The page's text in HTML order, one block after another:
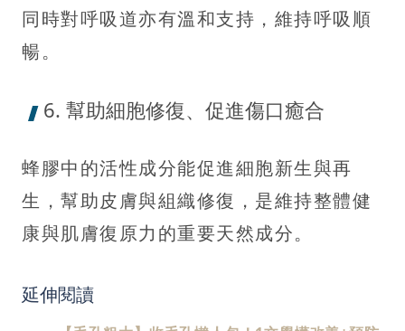
同時對呼吸道亦有溫和支持，維持呼吸順
暢。
6. 幫助細胞修復、促進傷口癒合
蜂膠中的活性成分能促進細胞新生與再
生，幫助皮膚與組織修復，是維持整體健
康與肌膚復原力的重要天然成分。
延伸閱讀